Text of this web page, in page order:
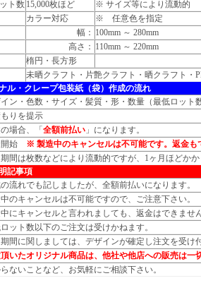
ト数 15,000枚ほど
※ サイズ等により流動的
カラー対応
※ 任意色を指定
幅： 100mm ～ 280mm
高さ： 110mm ～ 220mm
楕円・長方形
未晒クラフト・片艶クラフト・晒クラフト・
ル・クレープ包装紙（袋）作成の流れ
ン・色数・サイズ・髪質・形・数量（最低ロット
りを提示
場合、「 全額前払い」になります。
開始
※ 製造中のキャンセルは不可能です。返金も
間は枚数などにより流動的ですが、1ヶ月ほどかか
記事項
流れでも記しましたが、全額前払いになります。
のキャンセルは不可能ですので、ご注意下さい。
にキャンセルと言われましても、返金はできません
ット数以下のご注文は受けかねます。
間に関しましては、デザインが確定し注文を受け
いたオリジナル商品は、他社や他店への販売は一
ないことなど、お気軽にご相談下さい。